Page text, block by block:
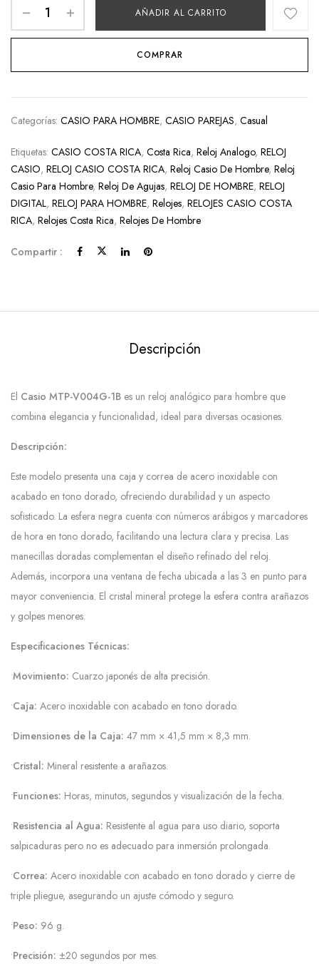
AÑADIR AL CARRITO
COMPRAR
Categorías: CASIO PARA HOMBRE, CASIO PAREJAS, Casual
Etiquetas: CASIO COSTA RICA, Costa Rica, Reloj Analogo, RELOJ
CASIO, RELOJ CASIO COSTA RICA, Reloj Casio De Hombre, Reloj
Casio Para Hombre, Reloj De Agujas, RELOJ DE HOMBRE, RELOJ
DIGITAL, RELOJ PARA HOMBRE, Relojes, RELOJES CASIO COSTA
RICA, Relojes Costa Rica, Relojes De Hombre
Compartir :
Descripción
El Casio MTP-V004G-1B es un reloj analógico para hombre que
combina elegancia y funcionalidad, ideal para diversas ocasiones.
Descripción:
Este modelo presenta una caja y correa de acero inoxidable con
acabado en tono dorado, ofreciendo durabilidad y un aspecto
sofisticado. La esfera negra cuenta con números arábigos y marcadores
de hora en tono dorado, facilitando una lectura clara y precisa. Las
manecillas doradas complementan el diseño refinado del reloj.
Además, incorpora una ventana de fecha ubicada a las 3 en punto para
mayor conveniencia. El cristal mineral protege la esfera contra arañazos
y golpes menores.
Especificaciones Técnicas:
•Movimiento: Cuarzo japonés de alta precisión.
•Caja: Acero inoxidable con acabado en tono dorado.
•Dimensiones de la Caja: 47 mm × 41,5 mm × 8,3 mm.
•Cristal: Mineral resistente a arañazos.
•Funciones: Horas, minutos, segundos y visualización de la fecha.
•Resistencia al Agua: Resistente al agua para uso diario, soporta
salpicaduras pero no es adecuado para inmersión prolongada.
•Correa: Acero inoxidable con acabado en tono dorado y cierre de
triple pliegue, asegurando un ajuste cómodo y seguro.
•Peso: 96 g.
•Precisión: ±20 segundos por mes.